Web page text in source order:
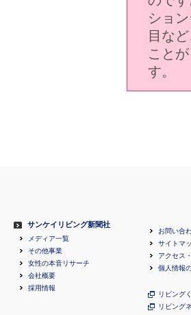
ショ
目な
こと
す。
サンケイリビング新聞社
メディア一覧
その他事業
女性の本音リサーチ
会社概要
採用情報
お問い合
サイトマ
アクセス
個人情報
リビング
リビング